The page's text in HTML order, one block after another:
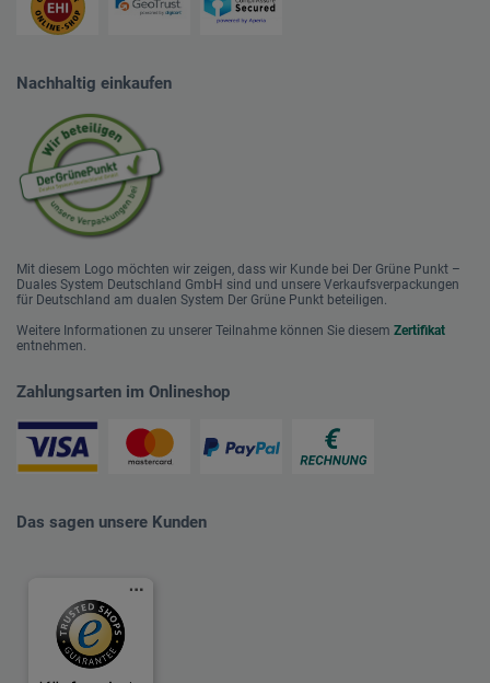
Nachhaltig einkaufen
Mit diesem Logo möchten wir zeigen, dass wir Kunde bei Der Grüne Punkt –
Duales System Deutschland GmbH sind und unsere Verkaufsverpackungen
für Deutschland am dualen System Der Grüne Punkt beteiligen.
Weitere Informationen zu unserer Teilnahme können Sie diesem Zertifikat
entnehmen.
Zahlungsarten im Onlineshop
Das sagen unsere Kunden